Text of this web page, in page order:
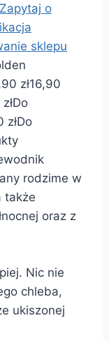
Zapytaj o
sklepu
zł16,90
Do
złDo
rodzime w
także
oraz z
Nic nie
chleba,
ukiszonej